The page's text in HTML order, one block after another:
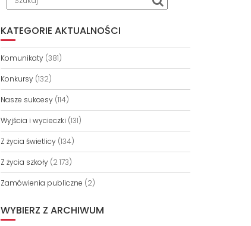
KATEGORIE AKTUALNOŚCI
Komunikaty(381)
Konkursy(132)
Nasze sukcesy(114)
Wyjścia i wycieczki (131)
Z życia świetlicy(134)
Z życia szkoły(2 173)
Zamówienia publiczne (2)
WYBIERZ Z ARCHIWUM